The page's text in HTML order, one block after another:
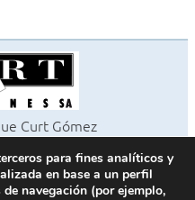
Curt Gómez
y Baños
reservados
para fines analíticos y
en base a un perfil
navegación (por ejemplo,